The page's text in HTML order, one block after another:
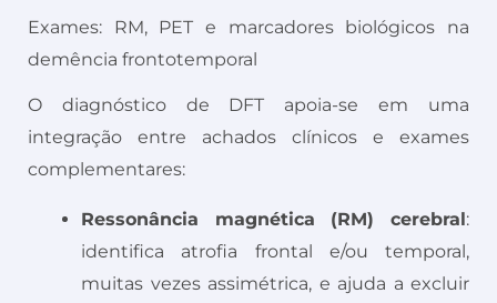
Exames: RM, PET e marcadores biológicos na
demência frontotemporal
O diagnóstico de DFT apoia-se em uma
integração entre achados clínicos e exames
complementares:
Ressonância magnética (RM) cerebral:
identifica atrofia frontal e/ou temporal,
muitas vezes assimétrica, e ajuda a excluir